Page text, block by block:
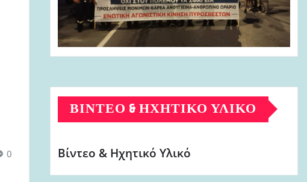
0
ΒΊΝΤΕΟ & ΗΧΗΤΙΚΌ ΥΛΙΚΌ
Βίντεο & Ηχητικό Υλικό